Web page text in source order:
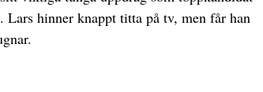
hinner knappt titta på tv, men får han